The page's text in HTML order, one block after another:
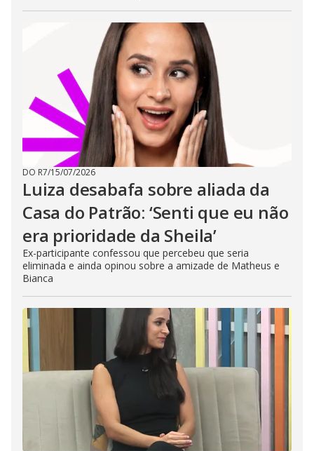
DO R7/15/07/2026
Luiza desabafa sobre aliada da
Casa do Patrão: ‘Senti que eu não
era prioridade da Sheila’
Ex-participante confessou que percebeu que seria
eliminada e ainda opinou sobre a amizade de Matheus e
Bianca